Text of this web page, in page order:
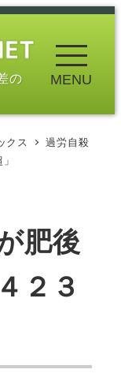
の MENU
クス
過労自殺
肥後
２３